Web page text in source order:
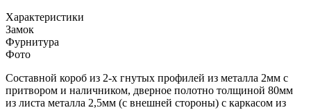
Характеристики
Замок
Фурнитура
Фото
Составной короб из 2-х гнутых профилей из металла 2мм с
притвором и наличником, дверное полотно толщиной 80мм
из листа металла 2,5мм (с внешней стороны) c каркасом из